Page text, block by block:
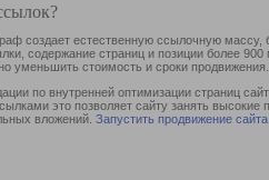
создает естественную ссылочную
содержание страниц и позиции более
уменьшить стоимость и сроки продвижения.
по внутренней оптимизации страниц
это позволяет сайту занять
вложений. Запустить продвижение сайта